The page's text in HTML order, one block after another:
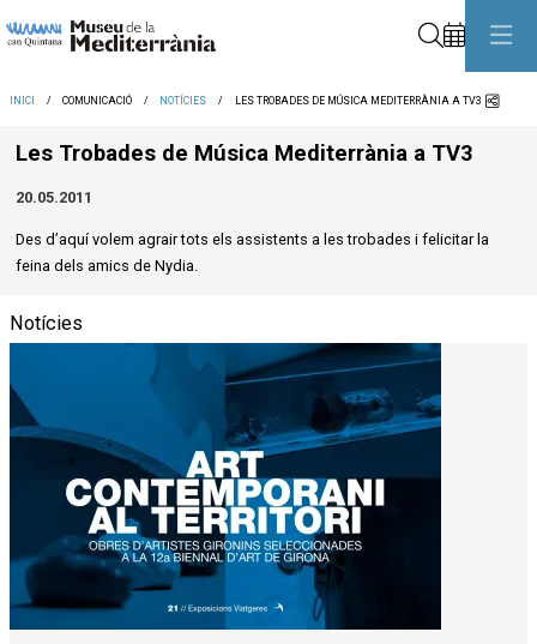
INICI COMUNICACIÓ NOTÍCIES LES TROBADES DE MÚSICA MEDITERRÀNIA A TV3
Les Trobades de Música Mediterrània a TV3
20.05.2011
Des d’aquí volem agrair tots els assistents a les trobades i felicitar la
feina dels amics de Nydia.
Notícies